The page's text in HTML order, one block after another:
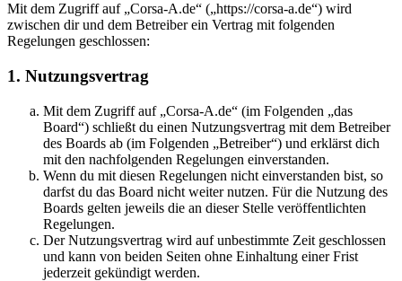
Mit dem Zugriff auf „Corsa-A.de“ („https://corsa-a.de“) wird
zwischen dir und dem Betreiber ein Vertrag mit folgenden
Regelungen geschlossen:
1. Nutzungsvertrag
Mit dem Zugriff auf „Corsa-A.de“ (im Folgenden „das
Board“) schließt du einen Nutzungsvertrag mit dem Betreiber
des Boards ab (im Folgenden „Betreiber“) und erklärst dich
mit den nachfolgenden Regelungen einverstanden.
Wenn du mit diesen Regelungen nicht einverstanden bist, so
darfst du das Board nicht weiter nutzen. Für die Nutzung des
Boards gelten jeweils die an dieser Stelle veröffentlichten
Regelungen.
Der Nutzungsvertrag wird auf unbestimmte Zeit geschlossen
und kann von beiden Seiten ohne Einhaltung einer Frist
jederzeit gekündigt werden.